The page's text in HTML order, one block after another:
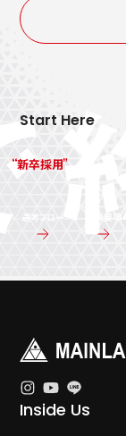
Start Here
新卒採用
Inside Us